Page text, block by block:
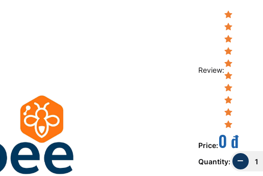
Review:
Price:0 đ
Quantity: